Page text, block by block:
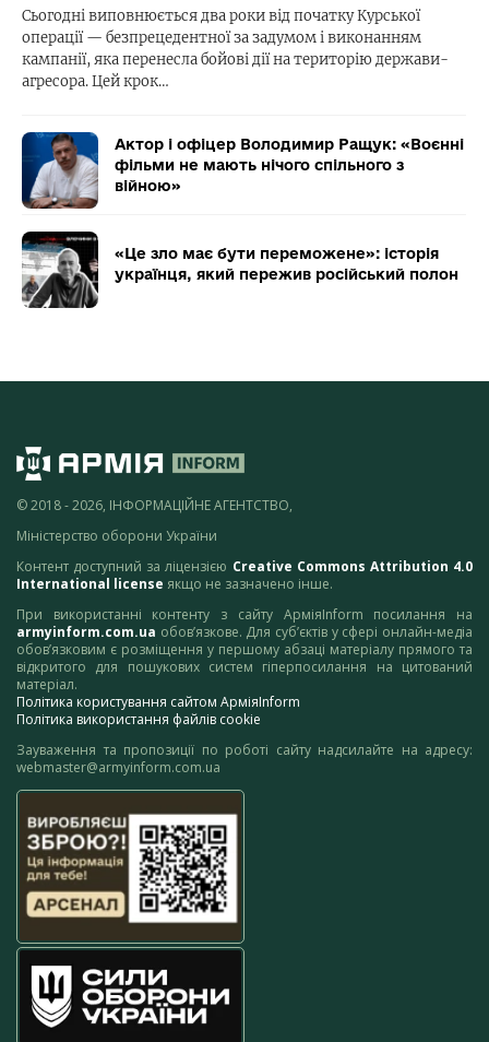
Сьогодні виповнюється два роки від початку Курської
операції — безпрецедентної за задумом і виконанням
кампанії, яка перенесла бойові дії на територію держави-
агресора. Цей крок…
Актор і офіцер Володимир Ращук: «Воєнні
фільми не мають нічого спільного з
війною»
«Це зло має бути переможене»: історія
українця, який пережив російський полон
© 2018 - 2026, ІНФОРМАЦІЙНЕ АГЕНТСТВО,
Міністерство оборони України
Контент доступний за ліцензією Creative Commons Attribution 4.0
International license якщо не зазначено інше.
При використанні контенту з сайту АрміяInform посилання на
armyinform.com.ua обов’язкове. Для суб’єктів у сфері онлайн-медіа
обов’язковим є розміщення у першому абзаці матеріалу прямого та
відкритого для пошукових систем гіперпосилання на цитований
матеріал.
Політика користування сайтом АрміяInform
Політика використання файлів cookie
Зауваження та пропозиції по роботі сайту надсилайте на адресу:
webmaster@armyinform.com.ua